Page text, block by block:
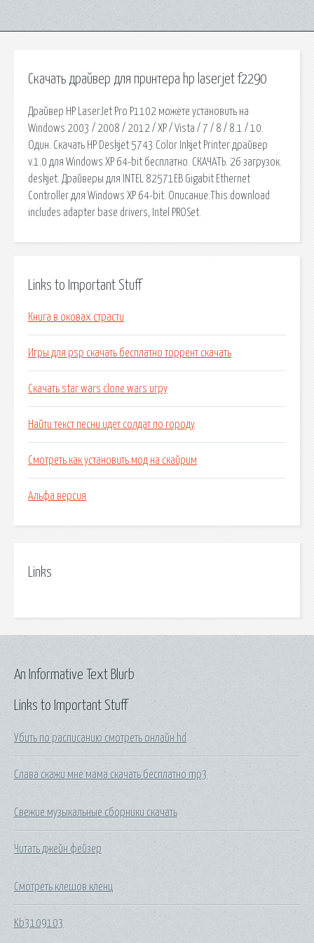
Скачать драйвер для принтера hp laserjet f2290
Драйвер HP LaserJet Pro P1102 можете установить на
Windows 2003 / 2008 / 2012 / XP / Vista / 7 / 8 / 8.1 / 10.
Один. Скачать HP Deskjet 5743 Color Inkjet Printer драйвер
v.1.0 для Windows XP 64-bit бесплатно. СКАЧАТЬ. 26 загрузок.
deskjet. Драйверы для INTEL 82571EB Gigabit Ethernet
Controller для Windows XP 64-bit. Описание:This download
includes adapter base drivers, Intel PROSet.
Links to Important Stuff
Книга в оковах страсти
Игры для psp скачать бесплатно торрент скачать
Скачать star wars clone wars игру
Найти текст песни идет солдат по городу
Смотреть как установить мод на скайрим
Альфа версия
Links
Links to Important Stuff
Убить по расписанию смотреть онлайн hd
Слава скажи мне мама скачать бесплатно mp3
Свежие музыкальные сборники скачать
Читать джейн фейзер
Смотреть клешов кленц
Kb3109103
An Informative Text Blurb